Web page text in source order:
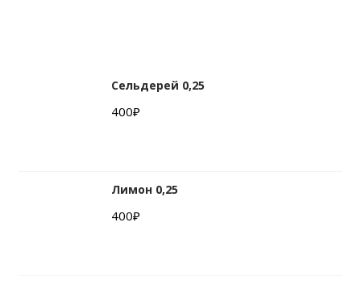
Сельдерей 0,25
400₽
Лимон 0,25
400₽